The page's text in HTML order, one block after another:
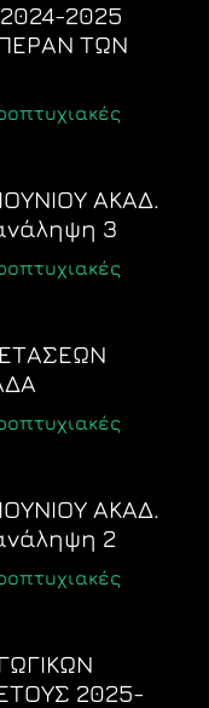
2025
ΤΩΝ
ΑΚΑΔ.
3
ΑΚΑΔ.
2
2025-